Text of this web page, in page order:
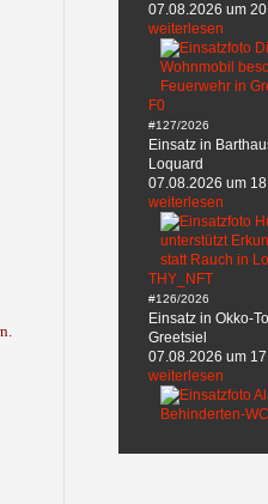
07.08.2026 um
weiterlesen
F0
#127/2026
Einsatz in
Loquard
07.08.2026 um
weiterlesen
THY_NFT
#126/2026
Einsatz in Okko-
Greetsiel
07.08.2026 um
weiterlesen